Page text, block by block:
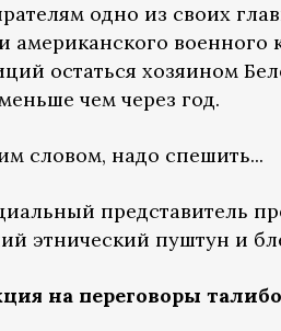
одно из своих
американского военного
остаться хозяином
чем через год.
словом, надо спешить...
представитель
этнический пуштун и
на переговоры